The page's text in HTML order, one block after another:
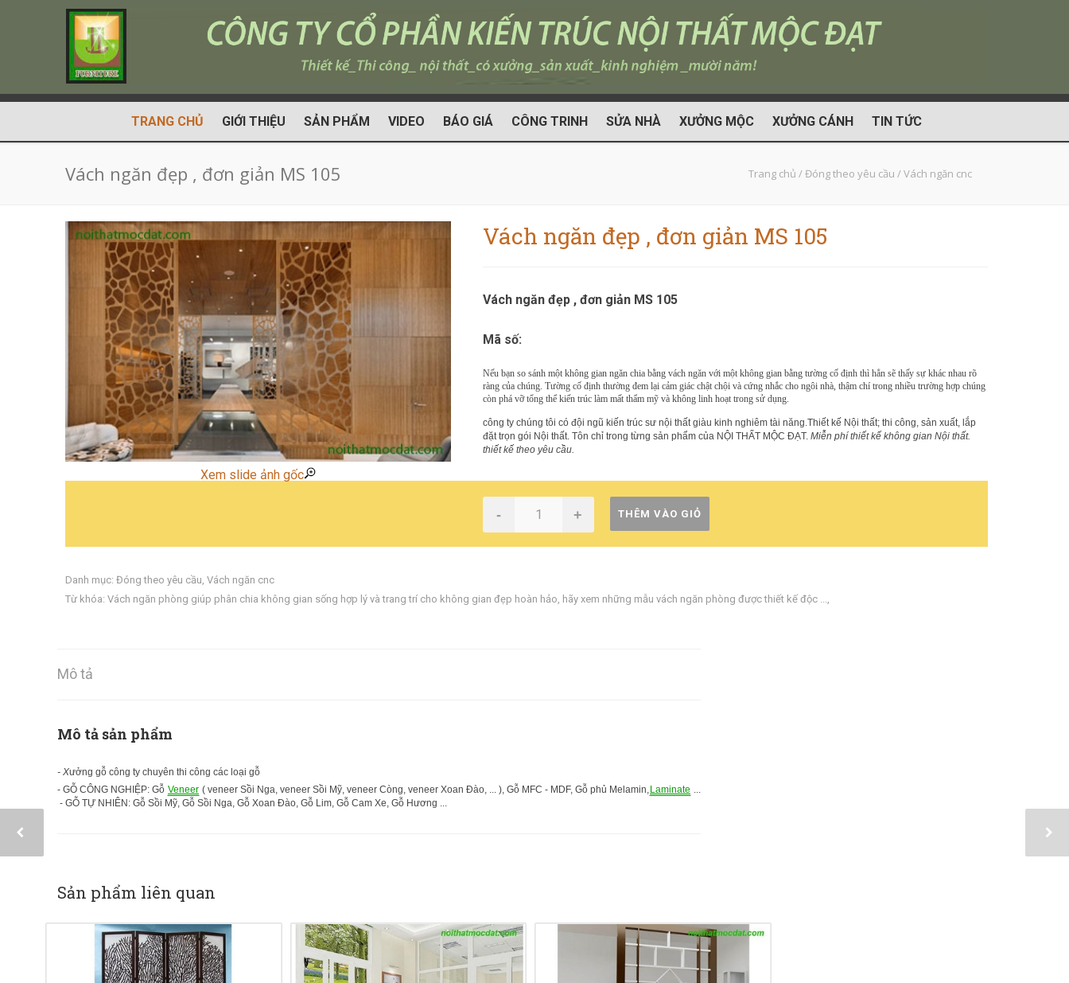
TRANG CHỦ GIỚI THIỆU SẢN PHẨM VIDEO BÁO GIÁ CÔNG TRINH SỬA NHÀ XƯỞNG MỘC XƯỞNG CÁNH TIN TỨC
Vách ngăn đẹp , đơn giản MS 105 Trang chủ /Đóng theo yêu cầu /Vách ngăn cnc
Xem slide ảnh gốc
Vách ngăn đẹp , đơn giản MS 105
Vách ngăn đẹp , đơn giản MS 105
Mã số:
Nếu bạn so sánh một không gian ngăn chia bằng vách ngăn với một không gian bằng tường cố định thì hẳn sẽ thấy sự khác nhau rõ
ràng của chúng. Tường cố định thường đem lại cảm giác chật chội và cứng nhắc cho ngôi nhà, thậm chí trong nhiều trường hợp chúng
còn phá vỡ tổng thể kiến trúc làm mất thẩm mỹ và không linh hoạt trong sử dụng.
công ty chúng tôi có đội ngũ kiến trúc sư nội thất giàu kinh nghiêm tài năng.Thiết kế Nội thất; thi công, sản xuất, lắp
đặt trọn gói Nội thất. Tôn chỉ trong từng sản phẩm của NỘI THẤT MỘC ĐẠT. Miễn phí thiết kế không gian Nội thất.
thiết kế theo yêu cầu.
- + THÊM VÀO GIỎ
Danh mục: Đóng theo yêu cầu, Vách ngăn cnc
Từ khóa: Vách ngăn phòng giúp phân chia không gian sống hợp lý và trang trí cho không gian đẹp hoàn hảo, hãy xem những mẫu vách ngăn phòng được thiết kế độc ...,
Mô tả
Mô tả sản phẩm
- Xưởng gỗ công ty chuyên thi công các loại gỗ
- GỖ CÔNG NGHIỆP: Gỗ Veneer ( veneer Sồi Nga, veneer Sồi Mỹ, veneer Còng, veneer Xoan Đào, ... ), Gỗ MFC - MDF, Gỗ phủ Melamin, Laminate ...
- GỖ TỰ NHIÊN: Gỗ Sồi Mỹ, Gỗ Sồi Nga, Gỗ Xoan Đào, Gỗ Lim, Gỗ Cam Xe, Gỗ Hương ...
Sản phẩm liên quan